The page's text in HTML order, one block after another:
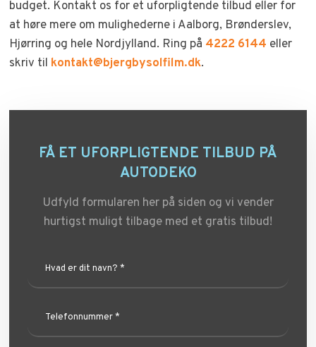
budget. Kontakt os for et uforpligtende tilbud eller for
at høre mere om mulighederne i Aalborg, Brønderslev,
Hjørring og hele Nordjylland. Ring på 4222 6144 eller
skriv til kontakt@bjergbysolfilm.dk.
FÅ ET UFORPLIGTENDE TILBUD PÅ
AUTODEKO
Udfyld formularen her på siden og vi vender
hurtigst muligt tilbage med et gratis tilbud!